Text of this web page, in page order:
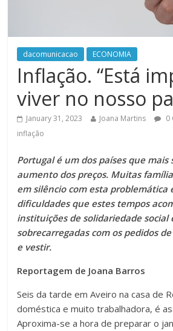
dacomunicacao ECONOMIA
Inflação. “Está
viver no nosso
January 31, 2023 Joana Martins
0
inflação
Portugal é um dos países que mais
aumento dos preços. Muitas
em silêncio com esta problemática
dificuldades que estes tempos
instituições de solidariedade social
sobrecarregadas com os pedidos
e vestir.
Reportagem de Joana Barros
Seis da tarde em Aveiro na casa de
doméstica e muito trabalhadora, é
Aproxima-se a hora de preparar o